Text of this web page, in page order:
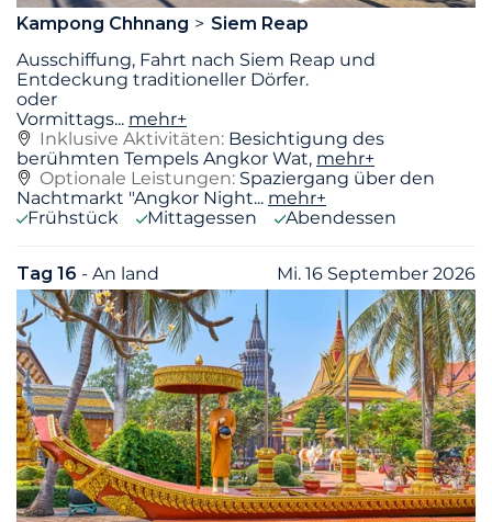
Kampong Chhnang
Siem Reap
Ausschiffung, Fahrt nach Siem Reap und
Entdeckung traditioneller Dörfer.
oder
Vormittags... mehr+
Inklusive Aktivitäten: Besichtigung des
berühmten Tempels Angkor Wat, mehr+
Optionale Leistungen: Spaziergang über den
Nachtmarkt "Angkor Night... mehr+
Frühstück
Mittagessen Abendessen
Tag 16 - An land Mi. 16 September 2026